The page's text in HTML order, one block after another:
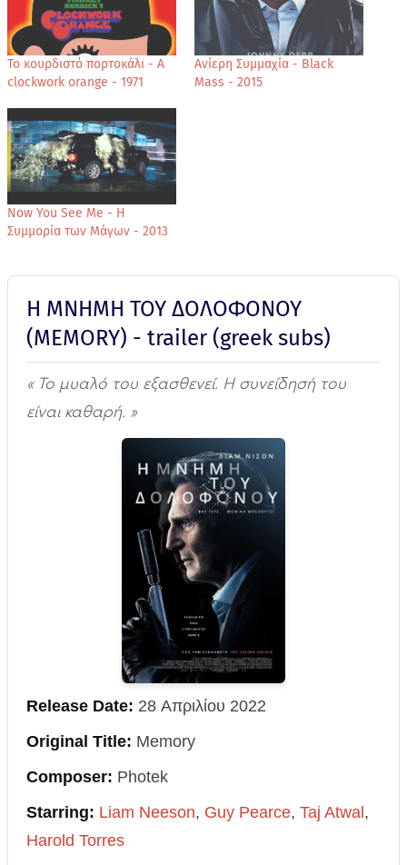
Το κουρδιστό πορτοκάλι - A
clockwork orange - 1971
Ανίερη Συμμαχία - Black
Mass - 2015
Now You See Me - Η
Συμμορία των Μάγων - 2013
Η ΜΝΗΜΗ ΤΟΥ ΔΟΛΟΦΟΝΟΥ
(MEMORY) - trailer (greek subs)
« Το μυαλό του εξασθενεί. Η συνείδησή του
είναι καθαρή. »
Release Date: 28 Απριλίου 2022
Original Title: Memory
Composer: Photek
Starring: Liam Neeson, Guy Pearce, Taj Atwal,
Harold Torres